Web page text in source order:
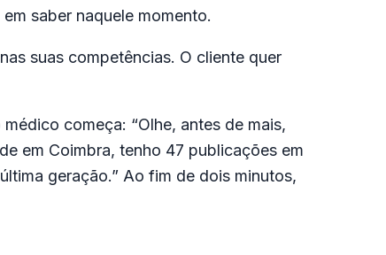
saber naquele momento.
suas competências. O cliente quer
começa: “Olhe, antes de mais,
em Coimbra, tenho 47 publicações em
geração.” Ao fim de dois minutos,